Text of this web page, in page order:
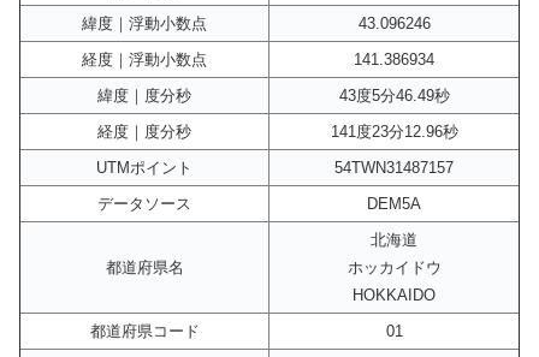
緯度｜浮動小数点
43.096246
経度｜浮動小数点
141.386934
緯度｜度分秒
43度5分46.49秒
経度｜度分秒
141度23分12.96秒
UTMポイント
54TWN31487157
データソース
DEM5A
都道府県名
北海道
ホッカイドウ
HOKKAIDO
都道府県コード
01